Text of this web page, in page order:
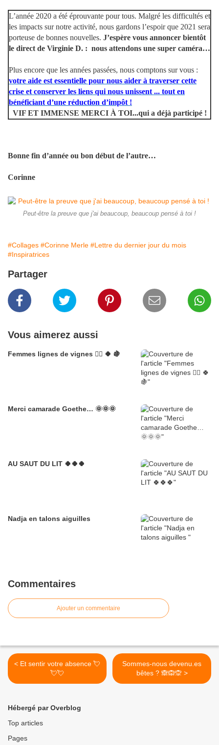
L’année 2020 a été éprouvante pour tous. Malgré les difficultés et
les impacts sur notre activité, nous gardons l’espoir que 2021 sera
porteuse de bonnes nouvelles. J’espère vous annoncer bientôt
le direct de Virginie D. : nous attendons une super caméra…
Plus encore que les années passées, nous comptons sur vous :
votre aide est essentielle pour nous aider à traverser cette
crise et conserver les liens qui nous unissent ... tout en
bénéficiant d’une réduction d’impôt !
VIF ET IMMENSE MERCI À TOI...qui a déjà participé !
Bonne fin d’année ou bon début de l’autre…
Corinne
Peut-être la preuve que j'ai beaucoup, beaucoup pensé à toi !
#Collages #Corinne Merle #Lettre du dernier jour du mois
#Inspiratrices
Partager
Vous aimerez aussi
Femmes lignes de vignes 🦹‍♀️ 🍀 🍇
Merci camarade Goethe… 🌞🌞🌞
AU SAUT DU LIT 🍀🍀🍀
Nadja en talons aiguilles
Commentaires
Ajouter un commentaire
< Et sentir votre absence 💘
💘💘
Sommes-nous devenu.es
bêtes ? 🙈🙉🙊 >
Hébergé par Overblog
Top articles
Pages